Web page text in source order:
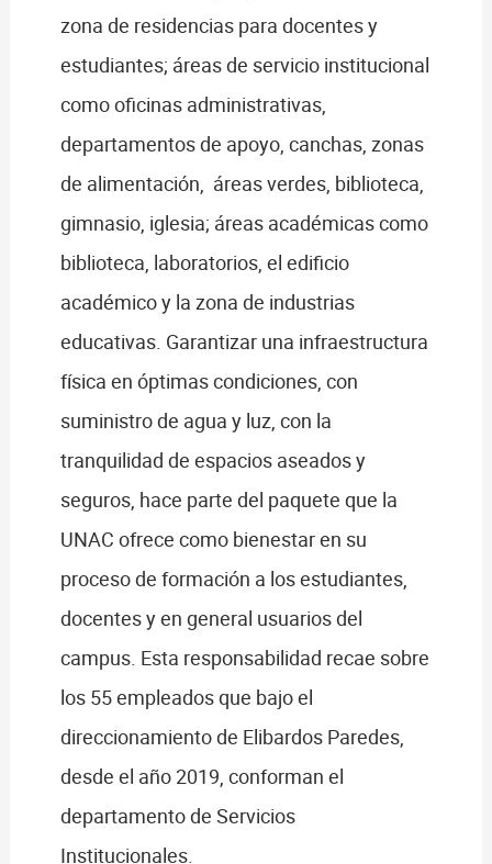
zona de residencias para docentes y
estudiantes; áreas de servicio institucional
como oficinas administrativas,
departamentos de apoyo, canchas, zonas
de alimentación, áreas verdes, biblioteca,
gimnasio, iglesia; áreas académicas como
biblioteca, laboratorios, el edificio
académico y la zona de industrias
educativas. Garantizar una infraestructura
física en óptimas condiciones, con
suministro de agua y luz, con la
tranquilidad de espacios aseados y
seguros, hace parte del paquete que la
UNAC ofrece como bienestar en su
proceso de formación a los estudiantes,
docentes y en general usuarios del
campus. Esta responsabilidad recae sobre
los 55 empleados que bajo el
direccionamiento de Elibardos Paredes,
desde el año 2019, conforman el
departamento de Servicios
Institucionales.